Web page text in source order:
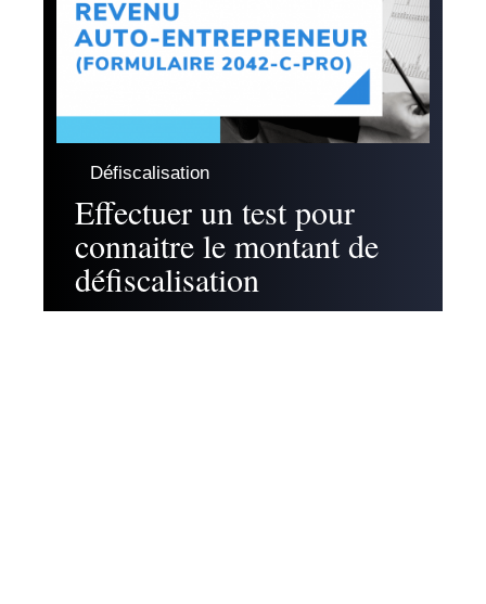
Défiscalisation
Effectuer un test pour
connaitre le montant de
défiscalisation